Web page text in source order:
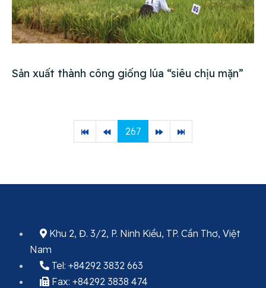
Sản xuất thành công giống lúa “siêu chịu mặn”
267
Khu 2, Đ. 3/2, P. Ninh Kiều, TP. Cần Thơ, Việt
Nam
Tel: +84292 3832 663
Fax: +84292 3838 474